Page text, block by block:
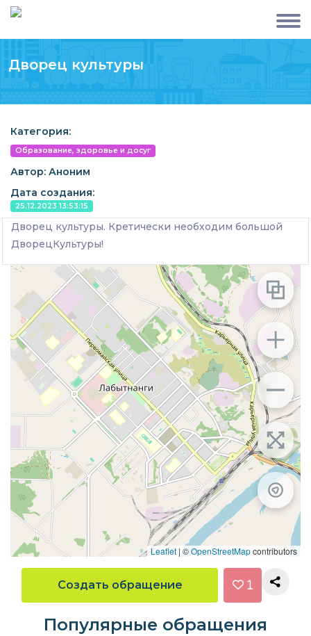
Дворец культуры
Категория:
Образование, здоровье и досуг
Автор: Аноним
Дата создания:
25.12.2023 13:53:15
Дворец культуры. Кретически необходим большой
ДворецКультуры!
Leaflet | ©OpenStreetMapcontributors
Создать обращение 1
Популярные обращения